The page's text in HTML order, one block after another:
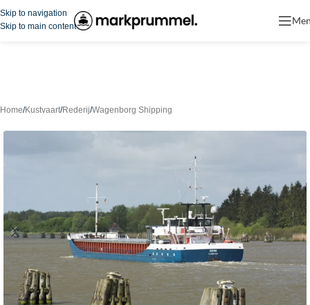
Skip to navigation
Skip to main content
Home/Kustvaart/Rederij/Wagenborg Shipping